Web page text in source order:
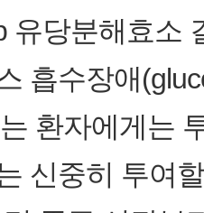
유당분해효소
흡수장애
환자에게는
신중히 투여